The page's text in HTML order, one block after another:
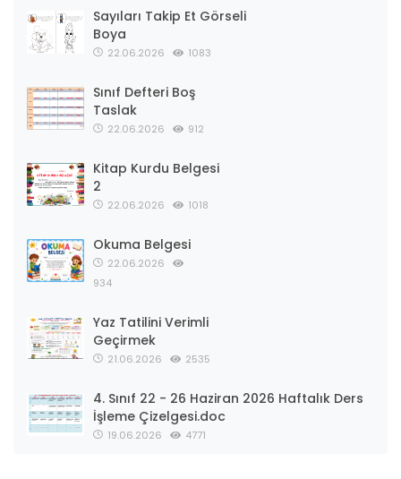
Sayıları Takip Et Görseli
Boya
22.06.2026 1083
Sınıf Defteri Boş
Taslak
22.06.2026 912
Kitap Kurdu Belgesi
2
22.06.2026 1018
Okuma Belgesi
22.06.2026
934
Yaz Tatilini Verimli
Geçirmek
21.06.2026 2535
4. Sınıf 22 - 26 Haziran 2026 Haftalık Ders
İşleme Çizelgesi.doc
19.06.2026 4771